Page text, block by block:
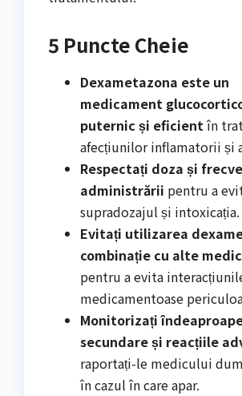
5 Puncte Cheie
Dexametazona este un
medicament
puternic și eficientîn
afecțiunilor inflamatorii și
Respectați doza și
administrării pentru a
supradozajul și intoxicația.
Evitați utilizarea
combinație cu alte
pentru a evita
medicamentoase
Monitorizați
secundare și reacțiile
raportați-le medicului
în cazul în care apar.